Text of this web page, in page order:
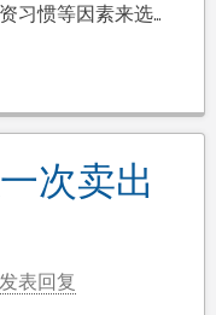
习惯等因素来选…
次卖出
发表回复